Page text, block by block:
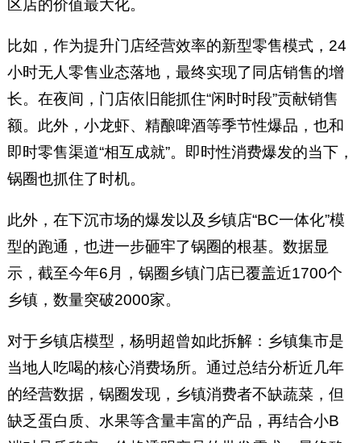
区店的价值最大化。
比如，作为提升门店经营效率的新型零售模式，24
小时无人零售业态落地，最终实现了同店销售的增
长。在夜间，门店依旧能抓住“闲时时段”贡献销售
额。此外，小龙虾、精酿啤酒等季节性爆品，也和
即时零售渠道“相互成就”。即时性消费爆发的当下，
锅圈也抓住了时机。
此外，在下沉市场的爆发以及乡镇店“BC一体化”模
型的跑通，也进一步砸牢了锅圈的根基。数据显
示，截至今年6月，锅圈乡镇门店已覆盖近1700个
乡镇，数量突破2000家。
对于乡镇店模型，杨明超曾如此拆解：乡镇集市是
当地人吃喝的核心消费场所。通过总结分析近几年
的经营数据，锅圈发现，乡镇消费者不缺蔬菜，但
缺乏蛋白质、水果等含量丰富的产品，再结合小B